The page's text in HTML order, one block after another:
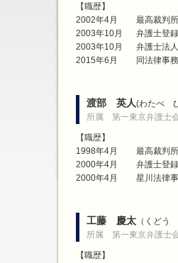
【職歴】
2002年4月
最高裁判
2003年10月
弁護士登録
2003年10月
弁護士法
2015年6月
同法律事
渡部 英人(わたべ
所属 第一東京弁護士
【職歴】
1998年4月
最高裁判
2000年4月
弁護士登録
2000年4月
星川法律
工藤 慶太 （くどう
所属 第一東京弁護士
【職歴】